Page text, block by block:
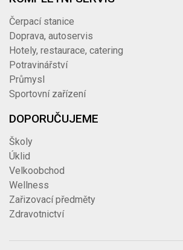
Čerpací stanice
Doprava, autoservis
Hotely, restaurace, catering
Potravinářství
Průmysl
Sportovní zařízení
DOPORUČUJEME
Školy
Úklid
Velkoobchod
Wellness
Zařizovací předměty
Zdravotnictví